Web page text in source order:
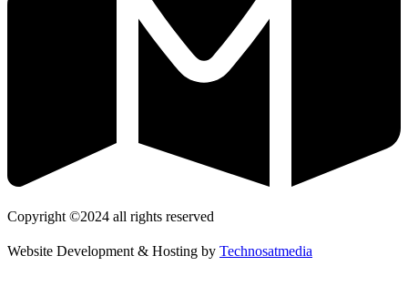
Copyright ©2024 all rights reserved
Website Development & Hosting by Technosatmedia